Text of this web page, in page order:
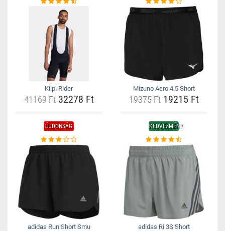
Kilpi Rider
41169 Ft32278 Ft
Mizuno Aero 4.5 Short
19375 Ft19215 Ft
ÚJDONSÁG
adidas Run Short Smu
KEDVEZMÉNY
adidas Ri 3S Short